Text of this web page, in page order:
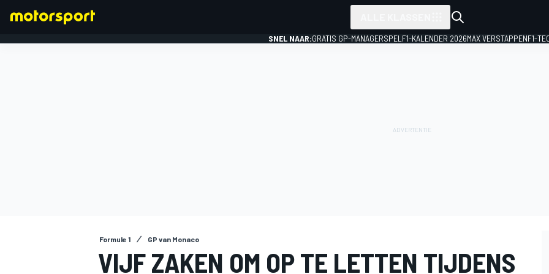
SNEL NAAR:GRATIS GP-MANAGERSPEL F1-KALENDER 2026MAX VERSTAPPENF1-
Formule 1 GP van Monaco
VIJF ZAKEN OM OP TE LETTEN TIJDENS